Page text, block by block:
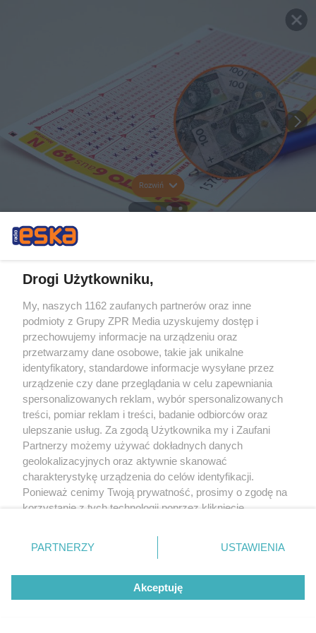
Rozwiń
Drogi Użytkowniku,
My, naszych 1162 zaufanych partnerów oraz inne
podmioty z Grupy ZPR Media uzyskujemy dostęp i
przechowujemy informacje na urządzeniu oraz
przetwarzamy dane osobowe, takie jak unikalne
identyfikatory, standardowe informacje wysyłane przez
urządzenie czy dane przeglądania w celu zapewniania
spersonalizowanych reklam, wybór spersonalizowanych
treści, pomiar reklam i treści, badanie odbiorców oraz
ulepszanie usług. Za zgodą Użytkownika my i Zaufani
Partnerzy możemy używać dokładnych danych
geolokalizacyjnych oraz aktywnie skanować
charakterystykę urządzenia do celów identyfikacji.
Ponieważ cenimy Twoją prywatność, prosimy o zgodę na
korzystanie z tych technologii poprzez kliknięcie
zmienić/wycofać klikając przycisk ustawień prywatności
znajdujący się w lewym dolnym rogu strony
rodzaje przetwarzania danych nie wymagają zgody
użytkownika, ale masz prawo sprzeciwić się takiemu
przetwarzaniu. Preferencje będą miały zastosowanie tylko
PARTNERZY USTAWIENIA
Akceptuję